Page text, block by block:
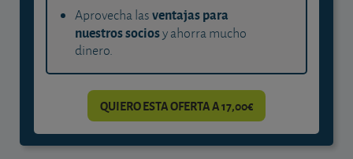
Aprovecha lasventajas para
nuestros sociosy ahorra mucho
dinero.
QUIERO ESTA OFERTA A 17,00€